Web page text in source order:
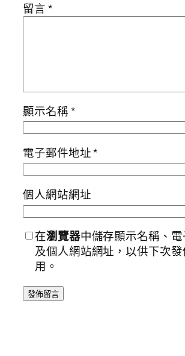
留言*
顯示名稱*
電子郵件地址*
個人網站網址
在瀏覽器中儲存顯示名稱、
及個人網站網址，以供下次
用。